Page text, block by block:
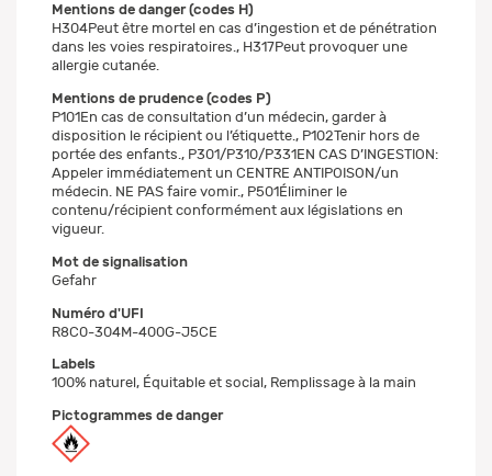
Mentions de danger (codes H)
H304Peut être mortel en cas d’ingestion et de pénétration
dans les voies respiratoires., H317Peut provoquer une
allergie cutanée.
Mentions de prudence (codes P)
P101En cas de consultation d’un médecin, garder à
disposition le récipient ou l’étiquette., P102Tenir hors de
portée des enfants., P301/P310/P331EN CAS D’INGESTION:
Appeler immédiatement un CENTRE ANTIPOISON/un
médecin. NE PAS faire vomir., P501Éliminer le
contenu/récipient conformément aux législations en
vigueur.
Mot de signalisation
Gefahr
Numéro d'UFI
R8C0-304M-400G-J5CE
Labels
100% naturel, Équitable et social, Remplissage à la main
Pictogrammes de danger